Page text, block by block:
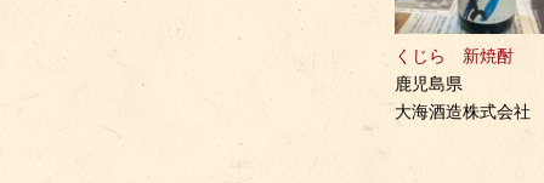
くじら 新焼酎
鹿児島県
大海酒造株式会社